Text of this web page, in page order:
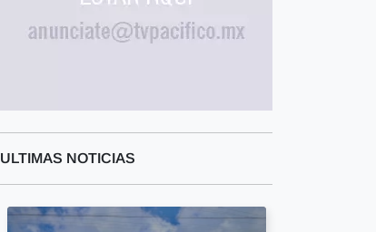
ULTIMAS NOTICIAS